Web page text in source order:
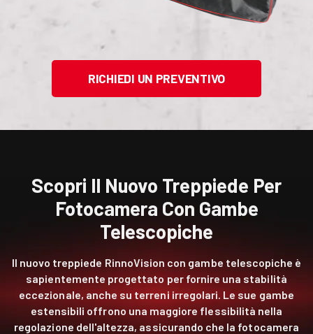
RICHIEDI UN PREVENTIVO
Scopri Il Nuovo Treppiede Per
Fotocamera Con Gambe
Telescopiche
Il nuovo treppiede RinnoVision con gambe telescopiche è
sapientemente progettato per fornire una stabilità
eccezionale, anche su terreni irregolari. Le sue gambe
estensibili offrono una maggiore flessibilità nella
regolazione dell'altezza, assicurando che la fotocamera